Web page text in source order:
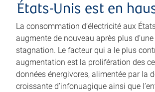
États-Unis est en
La consommation d’électricité aux
augmente de nouveau après plus
stagnation. Le facteur qui a le plus
augmentation est la prolifération des
données énergivores, alimentée par la
croissante d’infonuagique ainsi que